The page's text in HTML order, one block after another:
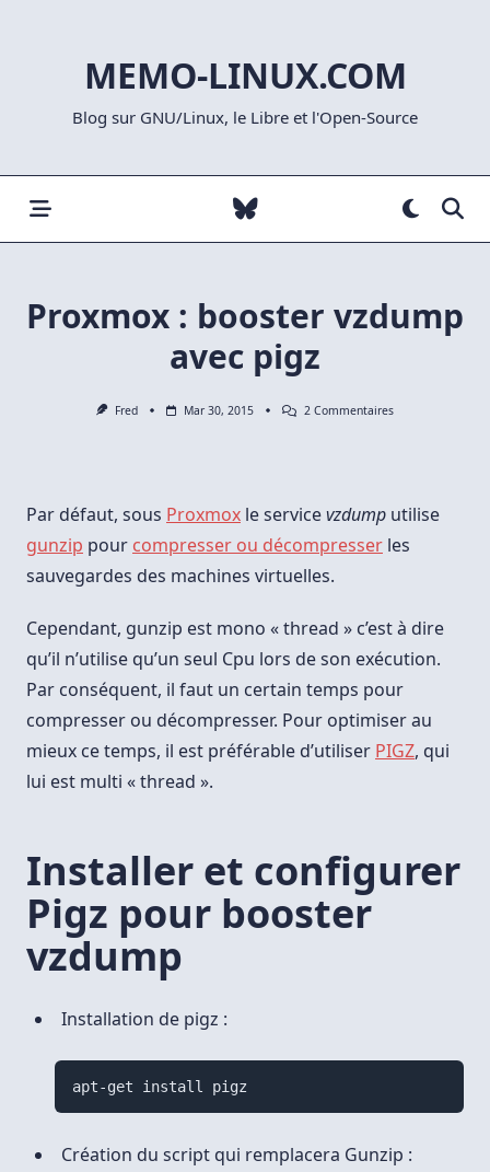
MEMO-LINUX.COM
Blog sur GNU/Linux, le Libre et l'Open-Source
Proxmox : booster vzdump
avec pigz
Fred Mar 30, 2015 2 CommentairesSur
Pigz
Par défaut, sous Proxmox le servicevzdump utilise
gunzip pour compresser ou décompresser les
sauvegardes des machines virtuelles.
Cependant, gunzip est mono « thread » c’est à dire
qu’il n’utilise qu’un seul Cpu lors de son exécution.
Par conséquent, il faut un certain temps pour
compresser ou décompresser. Pour optimiser au
mieux ce temps, il est préférable d’utiliser PIGZ, qui
lui est multi « thread ».
Installer et configurer
Pigz pour booster
vzdump
Installation de pigz :
Création du script qui remplacera Gunzip :